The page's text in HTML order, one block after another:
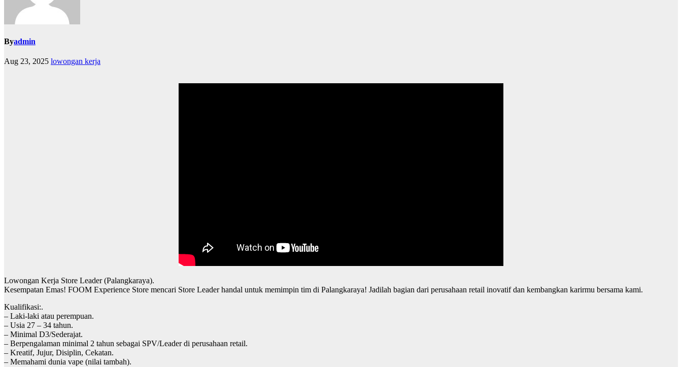
Byadmin
Aug 23, 2025 lowongan kerja
Lowongan Kerja Store Leader (Palangkaraya).
Kesempatan Emas! FOOM Experience Store mencari Store Leader handal untuk memimpin tim di Palangkaraya! Jadilah bagian dari perusahaan retail inovatif dan kembangkan karirmu bersama kami.
Kualifikasi:.
– Laki-laki atau perempuan.
– Usia 27 – 34 tahun.
– Minimal D3/Sederajat.
– Berpengalaman minimal 2 tahun sebagai SPV/Leader di perusahaan retail.
– Kreatif, Jujur, Disiplin, Cekatan.
– Memahami dunia vape (nilai tambah).